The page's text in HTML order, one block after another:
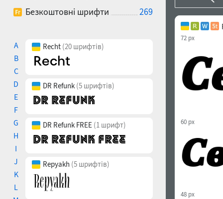
Безкоштовні шрифти
269
A
B
C
D
E
F
G
H
I
J
K
L
Recht (20 шрифтів)
DR Refunk (5 шрифтів)
DR Refunk FREE (1 шрифт)
Repyakh (5 шрифтів)
72 px
60 px
48 px